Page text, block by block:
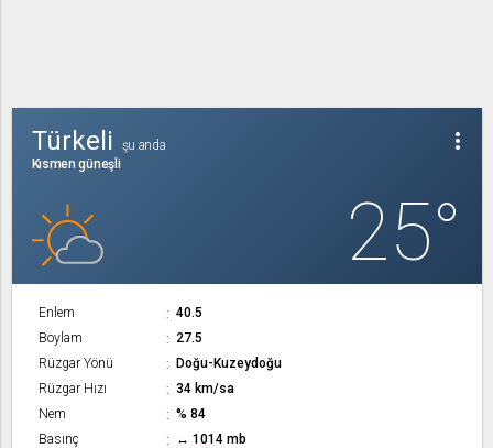
more_vert
Türkeli
şu anda
Kısmen güneşli
25°
Enlem
40.5
Boylam
27.5
Rüzgar Yönü
Doğu-Kuzeydoğu
Rüzgar Hızı
34 km/sa
Nem
% 84
Basınç
↔ 1014 mb